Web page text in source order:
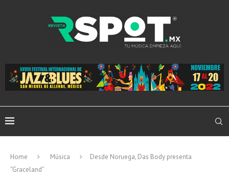
Home Música
Desde Noruega, Das Body presenta
“Graceland”